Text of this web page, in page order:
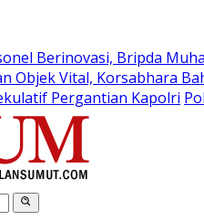
Berinovasi, Bripda
Objek Vital, Korsabhara
Pergantian Kapolri